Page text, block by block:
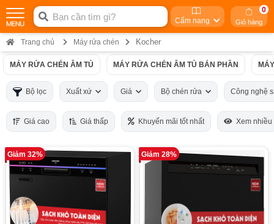
Cẩm nang Giỏ hàng
0
Trang chủ Máy rửa chén Kocher
MÁY RỬA CHÉN ÂM TỦ MÁY RỬA CHÉN ÂM TỦ BÁN PHẦN
Bộ lọc Xuất xứ Giá Bộ chén rửa Công nghệ
Giá cao Giá thấp Khuyến mãi tốt nhất Xem nhiều
Giảm 32% Giảm 28%